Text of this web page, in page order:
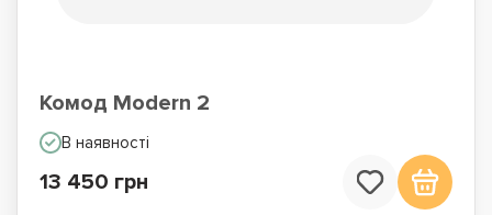
Комод Modern 2
В наявності
13 450 грн